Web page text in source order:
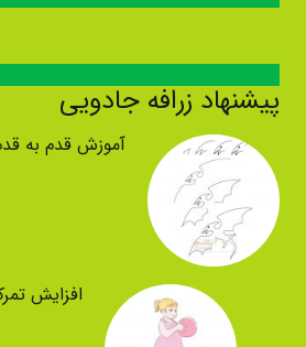
پیشنهاد زرافه جادویی
آموزش قدم به
افزایش